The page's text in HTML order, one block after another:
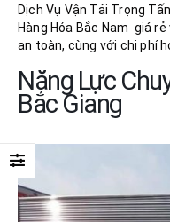
Dịch Vụ Vận Tải Trọng
Hàng Hóa Bắc Nam giá
an toàn, cùng với chi phí
Năng Lực
Bắc Giang